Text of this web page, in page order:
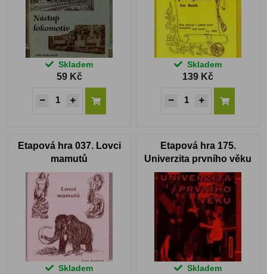
Skladem
59 Kč
Skladem
139 Kč
Etapová hra 037. Lovci
mamutů
Skladem
Etapová hra 175.
Univerzita prvního věku
Skladem